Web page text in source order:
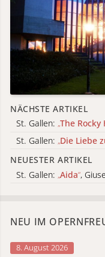
NÄCHSTE ARTIKEL
St. Gallen: „The Rocky
St. Gallen: „Die Liebe
NEUESTER ARTIKEL
St. Gallen: „Aida“,
NEU IM
8. August 2026